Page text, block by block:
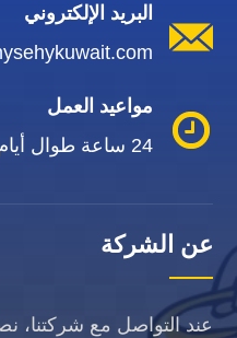
البريد الإلكتروني
مواعيد العمل
24 ساعة طوال أيام الأسبوع
عن الشركة
عند التواصل مع